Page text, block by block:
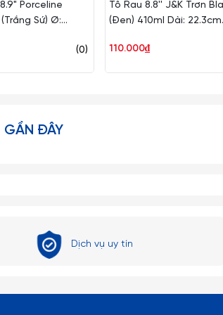
Porceline
Sứ) Ø:
Nhựa BV277-8.9(0)
Tô Rau 8.8'' J&K Trơn
(Đen) 410ml Dài: 22.3cm
Superware Nhựa BV167-
110.000₫
GẦN ĐÂY
Dịch vụ uy tín